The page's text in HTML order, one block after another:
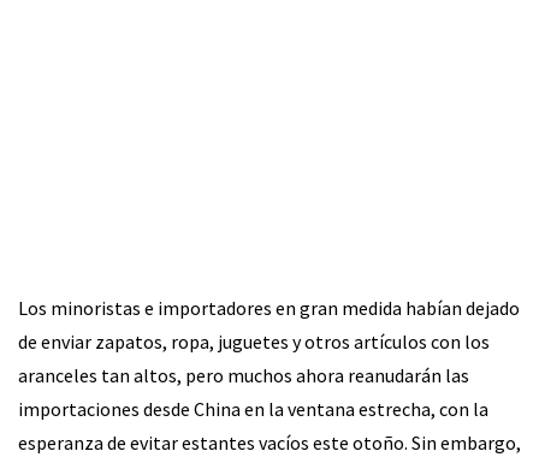
Los minoristas e importadores en gran medida habían dejado
de enviar zapatos, ropa, juguetes y otros artículos con los
aranceles tan altos, pero muchos ahora reanudarán las
importaciones desde China en la ventana estrecha, con la
esperanza de evitar estantes vacíos este otoño. Sin embargo,